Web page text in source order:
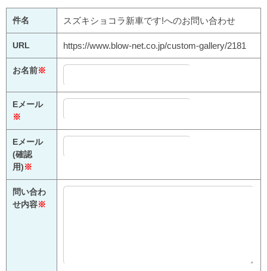
件名 スズキショコラ新車です!へのお問い合わせ
URL https://www.blow-net.co.jp/custom-gallery/2181
お名前※
Eメール
※
Eメール
(確認
用)※
問い合わ
せ内容※